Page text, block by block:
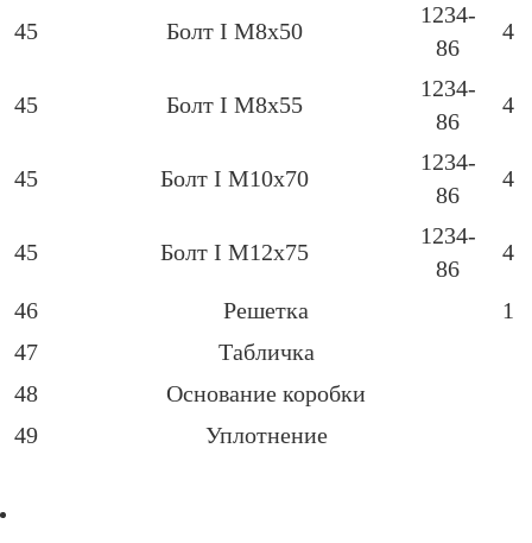
45 Болт І М8х50
1234-
86
4
45 Болт І М8х55
1234-
86
4
45 Болт І М10х70
1234-
86
4
45 Болт І М12х75
1234-
86
4
46 Решетка
1
47
Табличка
48
Основание коробки
49
Уплотнение